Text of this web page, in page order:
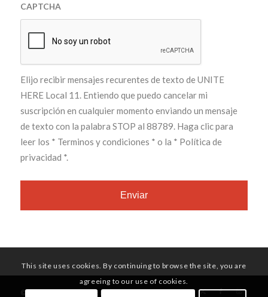
CAPTCHA
Elijo recibir mensajes recurentes de texto de UNITE
HERE Local 11. Entiendo que puedo cancelar mi
suscripción en cualquier momento enviando un mensaje
de texto con la palabra STOP al 88789. Haga clic para
leer los * Terminos y condiciones * o la * Política de
privacidad *.
© Copyright - UNITE HERE Local 11
This site uses cookies. By continuing to browse the site, you are
agreeing to our use of cookies.